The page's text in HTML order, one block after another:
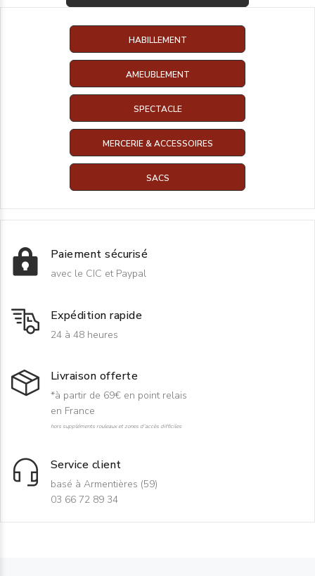
HABILLEMENT
AMEUBLEMENT
SPECTACLE
MERCERIE & ACCESSOIRES
SACS
Paiement sécurisé
avec le CIC et Paypal
Expédition rapide
24 à 48 heures
Livraison offerte
*à partir de 69€ en point relais
en France
hors suppléments rouleaux et zones d'accès difficiles
Service client
basé à Armentières (59)
03 66 72 89 34